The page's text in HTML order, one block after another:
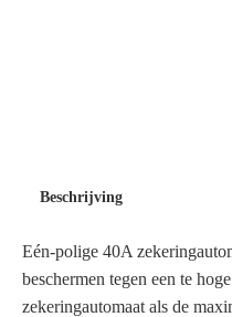
Beschrijving
Eén-polige 40A
beschermen tegen een te
zekeringautomaat als de